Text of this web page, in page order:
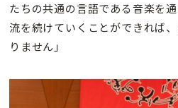
たちの共通の言語である音楽を
流を続けていくことができれば
りません」